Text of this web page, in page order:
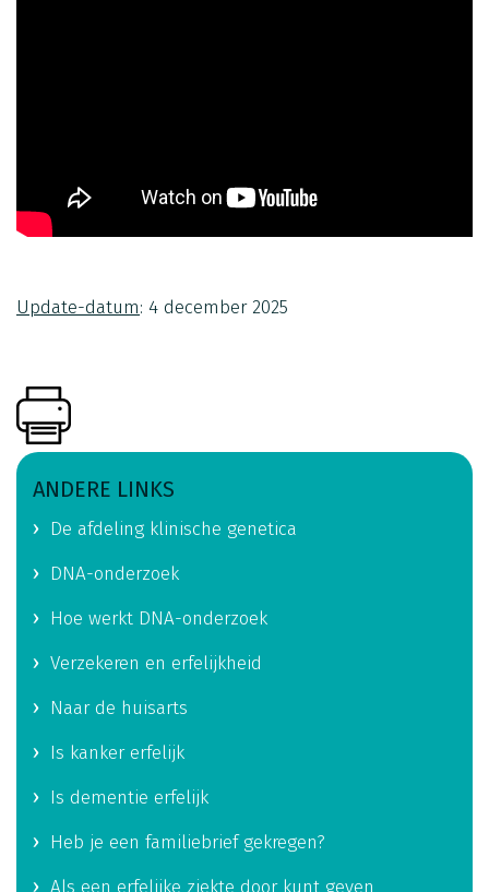
Update-datum: 4 december 2025
ANDERE LINKS
De afdeling klinische genetica
DNA-onderzoek
Hoe werkt DNA-onderzoek
Verzekeren en erfelijkheid
Naar de huisarts
Is kanker erfelijk
Is dementie erfelijk
Heb je een familiebrief gekregen?